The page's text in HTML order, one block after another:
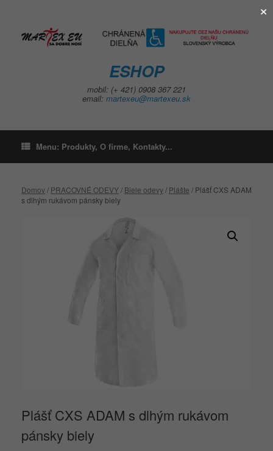
ESHOP
mobil: (+ 421) 0908 367 221
email: martexeu@martexeu.sk
Menu: Produkty, O firme, Kontakty...
Domov/ PRACOVNÉ ODEVY/ Biele odevy/ Plášte / Plášť CXS ADAM
s dlhým rukávom pánsky biely
Plášť CXS ADAM s dlhým rukávom
pánsky biely
×